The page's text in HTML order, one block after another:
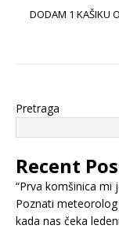
DODAM 1 KAŠIKU
Pretraga
Recent
“Prva komšinica mi
Poznati
kada nas čeka